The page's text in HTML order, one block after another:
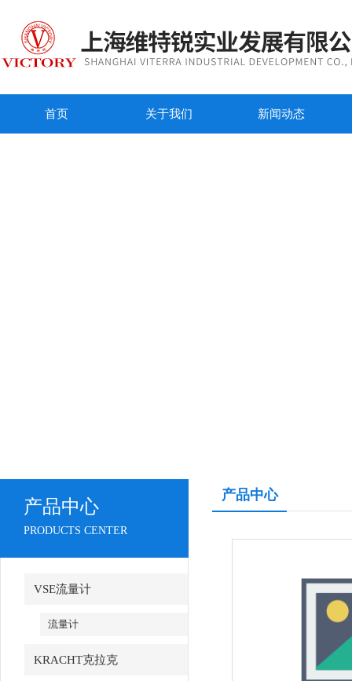
首页 关于我们 新闻动态
产品中心
PRODUCTS CENTER
VSE流量计
流量计
KRACHT克拉克
产品中心